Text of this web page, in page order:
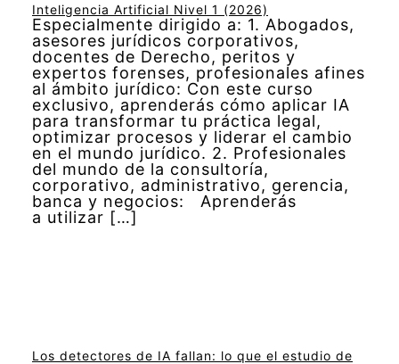
Inteligencia Artificial Nivel 1 (2026)
Especialmente dirigido a: 1. Abogados,
asesores jurídicos corporativos,
docentes de Derecho, peritos y
expertos forenses, profesionales afines
al ámbito jurídico: Con este curso
exclusivo, aprenderás cómo aplicar IA
para transformar tu práctica legal,
optimizar procesos y liderar el cambio
en el mundo jurídico. 2. Profesionales
del mundo de la consultoría,
corporativo, administrativo, gerencia,
banca y negocios: Aprenderás
a utilizar […]
Los detectores de IA fallan: lo que el estudio de